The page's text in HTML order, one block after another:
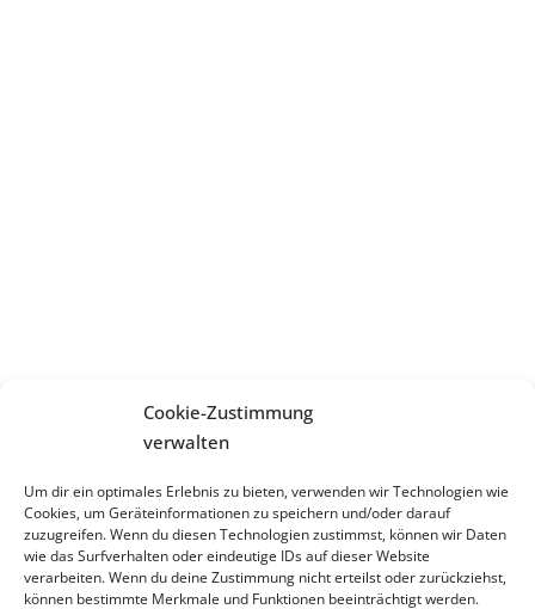
Cookie-Zustimmung
verwalten
Um dir ein optimales Erlebnis zu bieten, verwenden wir Technologien wie
Cookies, um Geräteinformationen zu speichern und/oder darauf
zuzugreifen. Wenn du diesen Technologien zustimmst, können wir Daten
wie das Surfverhalten oder eindeutige IDs auf dieser Website
verarbeiten. Wenn du deine Zustimmung nicht erteilst oder zurückziehst,
können bestimmte Merkmale und Funktionen beeinträchtigt werden.